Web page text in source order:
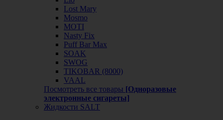
Lost Mary
Mosmo
MOTI
Nasty Fix
Puff Bar Max
SOAK
SWOG
TIKOBAR (8000)
VAAL
Посмотреть все товары [Одноразовые
электронные сигареты]
Жидкости SALT